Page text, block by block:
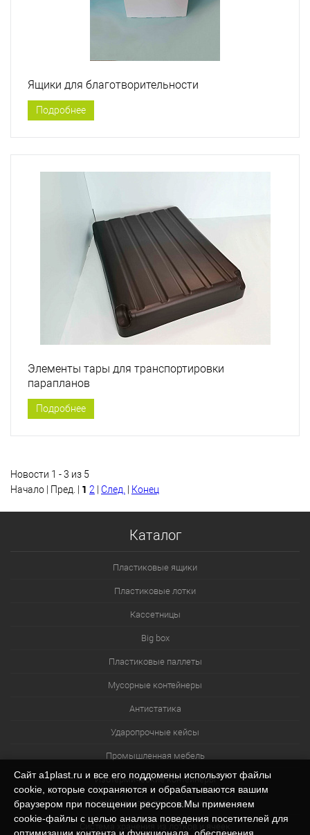
Ящики для благотворительности
Подробнее
Элементы тары для транспортировки
парапланов
Подробнее
Новости 1 - 3 из 5
Начало | Пред. | 1 2 След. Конец
Каталог
Пластиковые ящики
Пластиковые лотки
Кассетницы
Big box
Пластиковые паллеты
Мусорные контейнеры
Антистатика
Ударопрочные кейсы
Промышленная мебель
Изотермические контейнеры
Контейнеры для технических нужд
Система хранения из лотков и ячеек
Сайт a1plast.ru и все его поддомены используют файлы
cookie, которые сохраняются и обрабатываются вашим
браузером при посещении ресурсов.Мы применяем
cookie‑файлы с целью анализа поведения посетителей для